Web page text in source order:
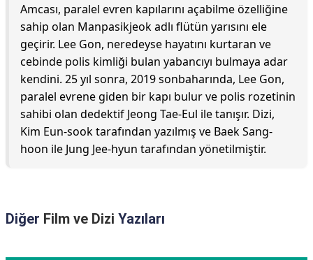
Amcası, paralel evren kapılarını açabilme özelliğine
sahip olan Manpasikjeok adlı flütün yarısını ele
geçirir. Lee Gon, neredeyse hayatını kurtaran ve
cebinde polis kimliği bulan yabancıyı bulmaya adar
kendini. 25 yıl sonra, 2019 sonbaharında, Lee Gon,
paralel evrene giden bir kapı bulur ve polis rozetinin
sahibi olan dedektif Jeong Tae-Eul ile tanışır. Dizi,
Kim Eun-sook tarafından yazılmış ve Baek Sang-
hoon ile Jung Jee-hyun tarafından yönetilmiştir.
Diğer Film ve Dizi Yazıları